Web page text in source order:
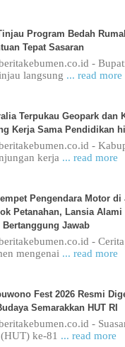
Program Bedah
Tepat Sasaran
-
langsung ... read more
Terpukau Geopark dan
Kerja Sama Pendidikan
-
kerja ... read more
Pengendara Motor di
Petanahan, Lansia
Bertanggung Jawab
-
mengenai ... read more
Fest 2026 Resmi
Semarakkan HUT RI
-
ke-81 ... read more